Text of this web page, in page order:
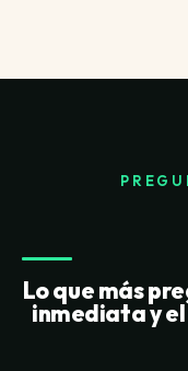
Lo que más
inmediata y